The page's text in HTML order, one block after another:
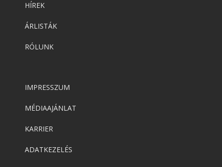
HÍREK
ÁRLISTÁK
RÓLUNK
IMPRESSZUM
MÉDIAAJÁNLAT
KARRIER
ADATKEZELÉS